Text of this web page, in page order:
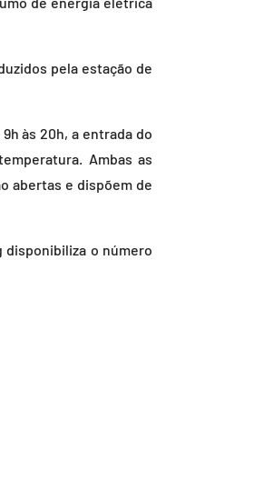
pela estação de
às 20h, a entrada do
Ambas as
abertas e dispõem de
disponibiliza o número